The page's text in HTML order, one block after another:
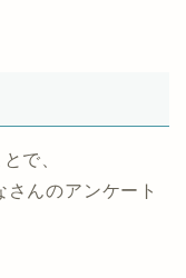
で、
んのアンケート